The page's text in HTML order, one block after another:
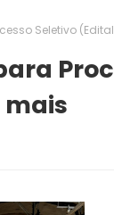
Seletivo
mais